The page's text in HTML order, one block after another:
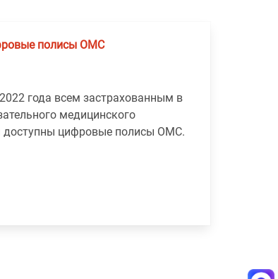
полисы ОМС
года всем застрахованным в
медицинского
доступны цифровые полисы ОМС.